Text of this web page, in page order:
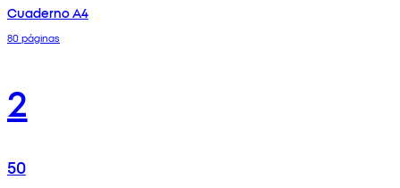
Cuaderno A4
80 páginas
2
50